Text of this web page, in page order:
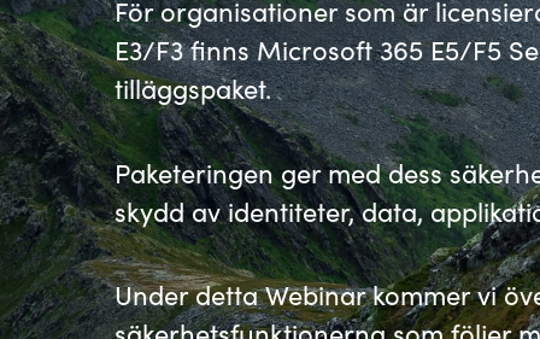
Lithuania
Netherlands
Philippines
Qatar
Slovenia
Channel Partner
Ocre Workshops
För organisationer som är
E3/F3 finns Microsoft 365 E5/F5
tilläggspaket.
Paketeringen ger med dess
skydd av identiteter, data,
Under detta Webinar kommer vi